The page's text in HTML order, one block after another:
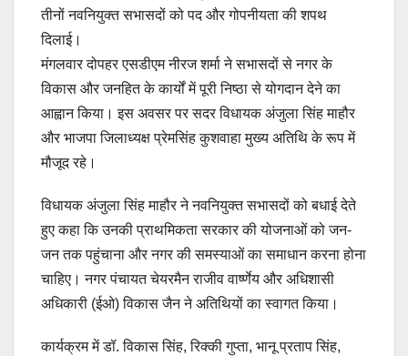
तीनों नवनियुक्त सभासदों को पद और गोपनीयता की शपथ
दिलाई।
मंगलवार दोपहर एसडीएम नीरज शर्मा ने सभासदों से नगर के
विकास और जनहित के कार्यों में पूरी निष्ठा से योगदान देने का
आह्वान किया। इस अवसर पर सदर विधायक अंजुला सिंह माहौर
और भाजपा जिलाध्यक्ष प्रेमसिंह कुशवाहा मुख्य अतिथि के रूप में
मौजूद रहे।
विधायक अंजुला सिंह माहौर ने नवनियुक्त सभासदों को बधाई देते
हुए कहा कि उनकी प्राथमिकता सरकार की योजनाओं को जन-
जन तक पहुंचाना और नगर की समस्याओं का समाधान करना होना
चाहिए। नगर पंचायत चेयरमैन राजीव वार्ष्णेय और अधिशासी
अधिकारी (ईओ) विकास जैन ने अतिथियों का स्वागत किया।
कार्यक्रम में डॉ. विकास सिंह, रिक्की गुप्ता, भानू प्रताप सिंह,